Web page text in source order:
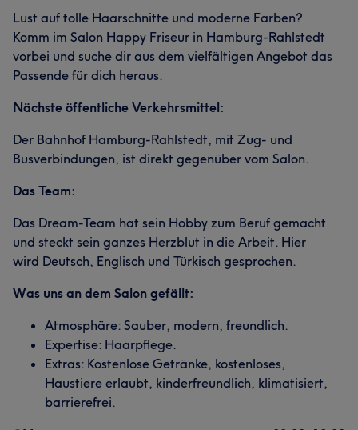
Lust auf tolle Haarschnitte und moderne Farben?
Komm im Salon Happy Friseur in Hamburg-Rahlstedt
vorbei und suche dir aus dem vielfältigen Angebot das
Passende für dich heraus.
Nächste öffentliche Verkehrsmittel:
Der Bahnhof Hamburg-Rahlstedt, mit Zug- und
Busverbindungen, ist direkt gegenüber vom Salon.
Das Team:
Das Dream-Team hat sein Hobby zum Beruf gemacht
und steckt sein ganzes Herzblut in die Arbeit. Hier
wird Deutsch, Englisch und Türkisch gesprochen.
Was uns an dem Salon gefällt:
Atmosphäre: Sauber, modern, freundlich.
Expertise: Haarpflege.
Extras: Kostenlose Getränke, kostenloses,
Haustiere erlaubt, kinderfreundlich, klimatisiert,
barrierefrei.